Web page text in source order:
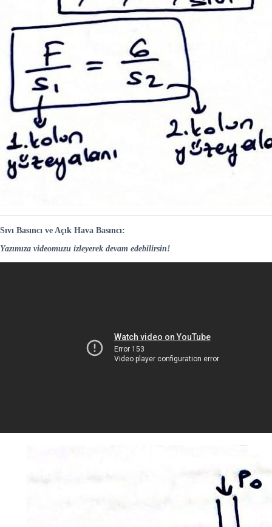
Sıvı Basıncı ve Açık Hava Basıncı:
Yazımıza videomuzu izleyerek devam edebilirsin!